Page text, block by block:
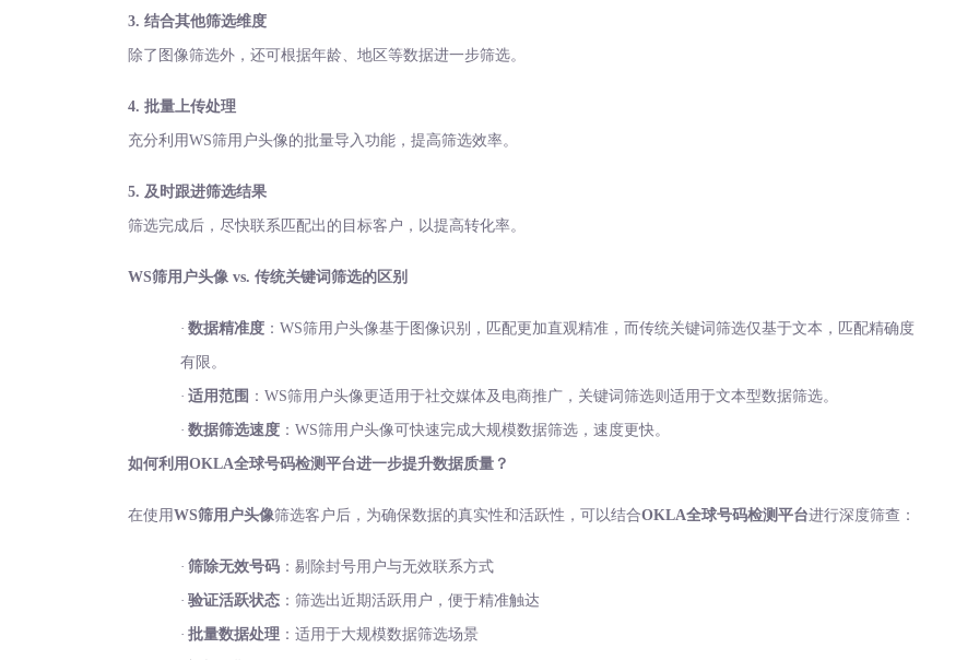
3. 结合其他筛选维度
除了图像筛选外，还可根据年龄、地区等数据进一步筛选。
4. 批量上传处理
充分利用WS筛用户头像的批量导入功能，提高筛选效率。
5. 及时跟进筛选结果
筛选完成后，尽快联系匹配出的目标客户，以提高转化率。
WS筛用户头像 vs. 传统关键词筛选的区别
· 数据精准度 ： WS筛用户头像基于图像识别，匹配更加直观精准，而传统关键词筛选仅基于文本，匹配精确度
有限。
· 适用范围 ： WS筛用户头像更适用于社交媒体及电商推广，关键词筛选则适用于文本型数据筛选。
· 数据筛选速度 ： WS筛用户头像可快速完成大规模数据筛选，速度更快。
如何利用OKLA全球号码检测平台进一步提升数据质量？
在使用WS筛用户头像筛选客户后，为确保数据的真实性和活跃性，可以结合OKLA全球号码检测平台进行深度筛查：
· 筛除无效号码 ：剔除封号用户与无效联系方式
· 验证活跃状态 ：筛选出近期活跃用户，便于精准触达
· 批量数据处理 ：适用于大规模数据筛选场景